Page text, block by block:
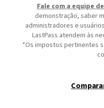
Fale com a equipe
demonstração, saber
administradores e
LastPass atendem às
*Os impostos pertinentes